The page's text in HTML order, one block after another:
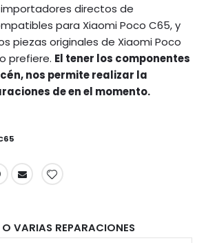
importadores directos de
para Xiaomi Poco C65, y
piezas originales de Xiaomi Poco
prefiere. El tener los componentes
nos permite realizar la
de en el momento.
VARIAS REPARACIONES